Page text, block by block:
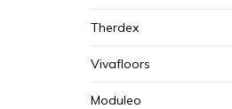
Therdex
Vivafloors
Moduleo